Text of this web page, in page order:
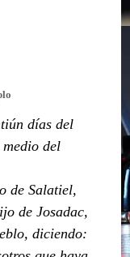
días del
del
de Salatiel,
de Josadac,
diciendo: